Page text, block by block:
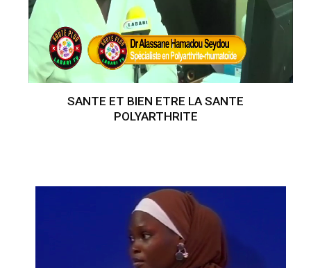
SANTE ET BIEN ETRE LA SANTE
POLYARTHRITE